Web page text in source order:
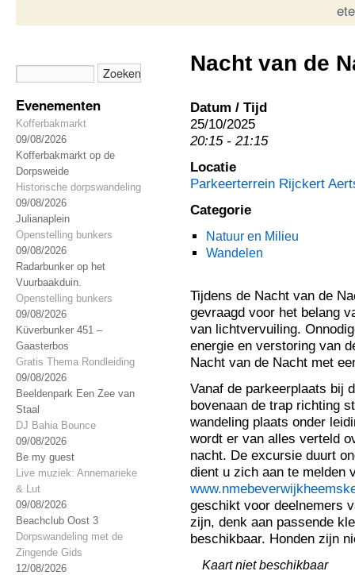
Evenementen
Kofferbakmarkt
09/08/2026
Kofferbakmarkt op de
Dorpsweide
Historische dorpswandeling
09/08/2026
Julianaplein
Openstelling bunkers
09/08/2026
Radarbunker op het
Vuurbaakduin.
Openstelling bunkers
09/08/2026
Küverbunker 451 –
Gaasterbos
Gratis Thema Rondleiding
09/08/2026
Beeldenpark Een Zee van
Staal
DJ Bahia Bounce
09/08/2026
Be my guest
Live muziek: Annemarieke
& Lut
09/08/2026
Beachclub Oost 3
Dorpswandeling met de
Zingende Gids
12/08/2026
Nacht van de
Datum / Tijd
25/10/2025
20:15 - 21:15
Locatie
Parkeerterrein Rijckert
Categorie
Natuur en Milieu
Wandelen
Tijdens de Nacht van de
gevraagd voor het belang
van lichtvervuiling.
energie en verstoring van
Nacht van de Nacht met
Vanaf de parkeerplaats bij
bovenaan de trap richting
wandeling plaats onder
wordt er van alles verteld
nacht. De excursie duurt
dient u zich aan te melden
geschikt voor deelnemers
zijn, denk aan passende
beschikbaar. Honden zijn
Kaart niet beschikbaar